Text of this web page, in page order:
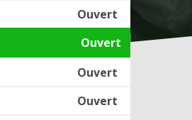
Ouvert
Ouvert
Ouvert
Ouvert